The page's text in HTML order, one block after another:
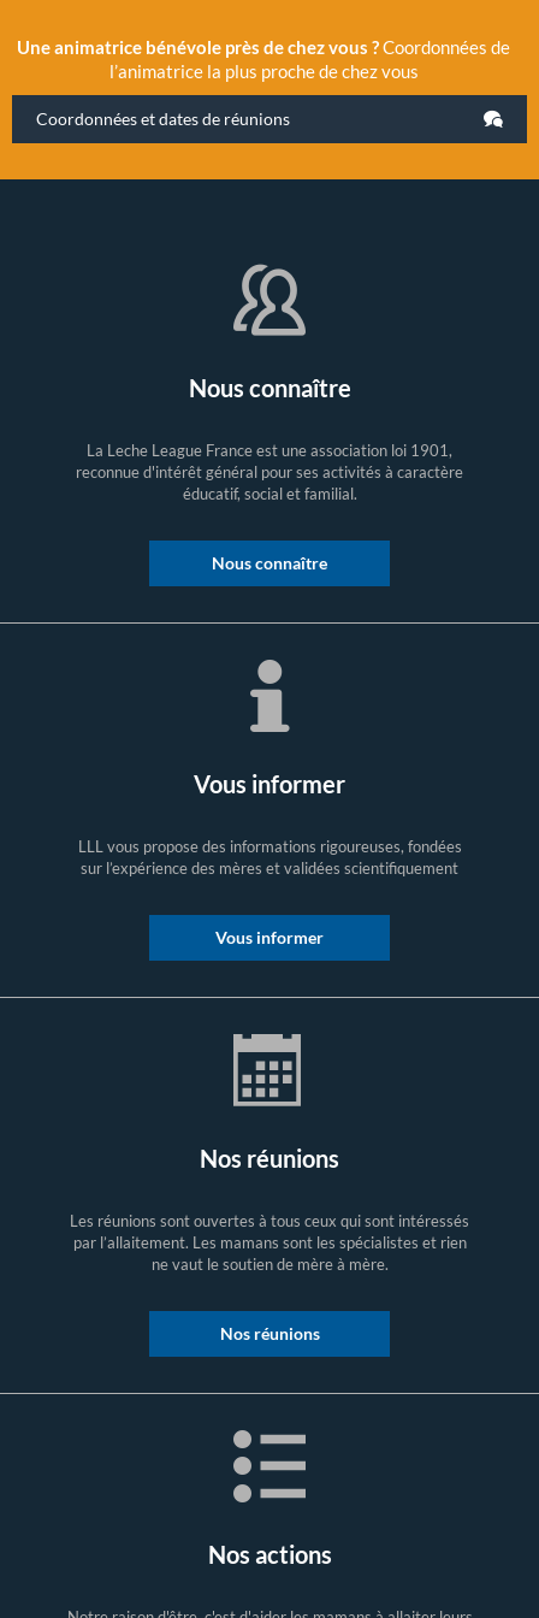
Une animatrice bénévole près de chez vous ?Coordonnées de
l’animatrice la plus proche de chez vous
Coordonnées et dates de réunions
Nous connaître
La Leche League France est une association loi 1901,
reconnue d'intérêt général pour ses activités à caractère
éducatif, social et familial.
Nous connaître
Vous informer
LLL vous propose des informations rigoureuses, fondées
sur l’expérience des mères et validées scientifiquement
Vous informer
Nos réunions
Les réunions sont ouvertes à tous ceux qui sont intéressés
par l’allaitement. Les mamans sont les spécialistes et rien
ne vaut le soutien de mère à mère.
Nos réunions
Nos actions